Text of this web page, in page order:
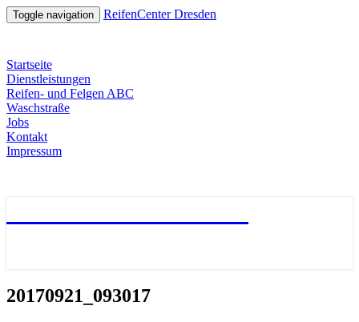
Toggle navigation ReifenCenter Dresden
Startseite
Dienstleistungen
Reifen- und Felgen ABC
Waschstraße
Jobs
Kontakt
Impressum
20170921_093017